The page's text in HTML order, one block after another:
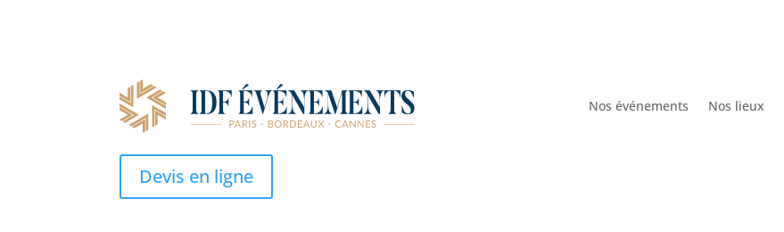
Nos événements Nos lieux
Devis en ligne